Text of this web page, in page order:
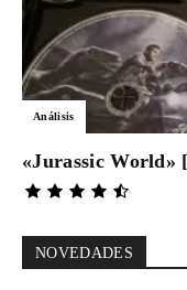
Análisis
«Jurassic
NOVEDADES